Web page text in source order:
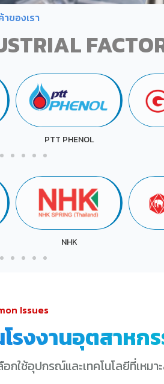
ของเรา
GPSC
SCG
Issues
งงานอุตสาหก
กใช้อุปกรณ์และเทคโนโลยีที่เหม